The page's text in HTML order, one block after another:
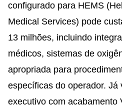
configurado para HEMS
Medical Services) pode
13 milhões, incluindo
médicos, sistemas de
apropriada para
específicas do operador. Já
executivo com acabamento